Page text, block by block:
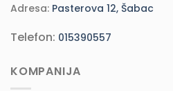
Adresa: Pasterova 12, Šabac
Telefon: 015390557
KOMPANIJA